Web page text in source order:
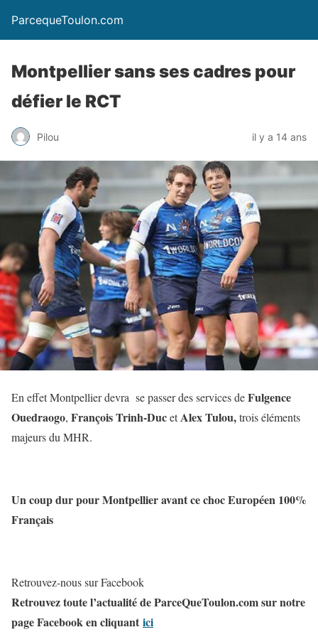
ParcequeToulon.com
Montpellier sans ses cadres pour
défier le RCT
Pilou il y a 14 ans
En effet Montpellier devra se passer des services deFulgence
Ouedraogo, François Trinh-DucetAlex Tulou,trois éléments
majeurs du MHR.
Un coup dur pour Montpellier avant ce choc Européen 100%
Français
Retrouvez-nous sur Facebook
Retrouvez toute l’actualité de ParceQueToulon.com sur notre
page Facebook en cliquant ici